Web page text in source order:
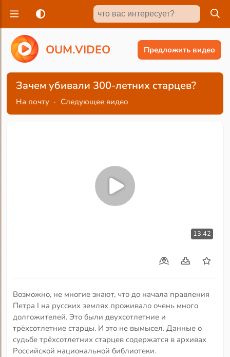
OUM.VIDEO Предложить видео
Зачем убивали 300-летних старцев?
На почту · Следующее видео
13:42
Возможно, не многие знают, что до начала правления
Петра I на русских землях проживало очень много
долгожителей. Это были двухсотлетние и
трёхсотлетние старцы. И это не вымысел. Данные о
судьбе трёхсотлетних старцев содержатся в архивах
Российской национальной библиотеки.